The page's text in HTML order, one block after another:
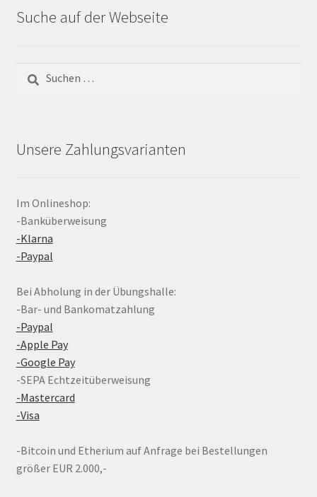
Suche auf der Webseite
nach:
Unsere Zahlungsvarianten
Im Onlineshop:
-Banküberweisung
-Klarna
-Paypal
Bei Abholung in der Übungshalle:
-Bar- und Bankomatzahlung
-Paypal
-Apple Pay
-Google Pay
-SEPA Echtzeitüberweisung
-Mastercard
-Visa
-Bitcoin und Etherium auf Anfrage bei Bestellungen
größer EUR 2.000,-